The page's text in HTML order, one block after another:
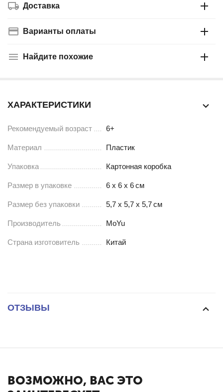
Доставка
Варианты оплаты
Найдите похожие
ХАРАКТЕРИСТИКИ
Рекомендуемый возраст 6+
Материал Пластик
Упаковка Картонная коробка
Размер в упаковке 6 х 6 х 6см
Размер без упаковки 5,7 х 5,7 х 5,7см
Производитель MoYu
Страна изготовитель Китай
ОТЗЫВЫ
ВОЗМОЖНО, ВАС ЭТО